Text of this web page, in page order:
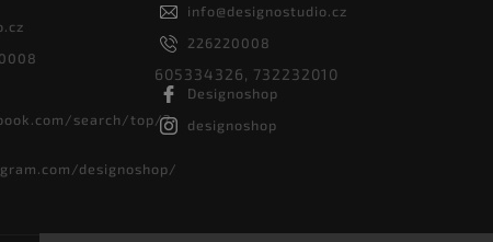
search/top/?
designoshop/
info@designostudio.cz
226220008
605334326, 732232010
Designoshop
designoshop